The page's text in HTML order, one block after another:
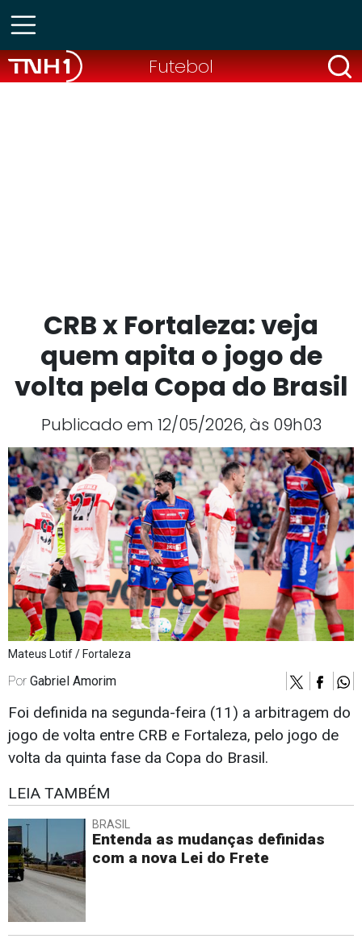
Futebol
CRB x Fortaleza: veja
quem apita o jogo de
volta pela Copa do Brasil
Publicado em 12/05/2026, às 09h03
Mateus Lotif / Fortaleza
Por Gabriel Amorim
Foi definida na segunda-feira (11) a arbitragem do
jogo de volta entre CRB e Fortaleza, pelo jogo de
volta da quinta fase da Copa do Brasil.
LEIA TAMBÉM
BRASIL
Entenda as mudanças definidas
com a nova Lei do Frete